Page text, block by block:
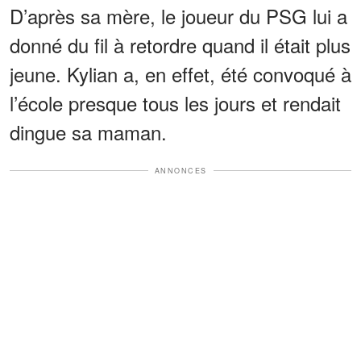
D’après sa mère, le joueur du PSG lui a
donné du fil à retordre quand il était plus
jeune. Kylian a, en effet, été convoqué à
l’école presque tous les jours et rendait
dingue sa maman.
ANNONCES